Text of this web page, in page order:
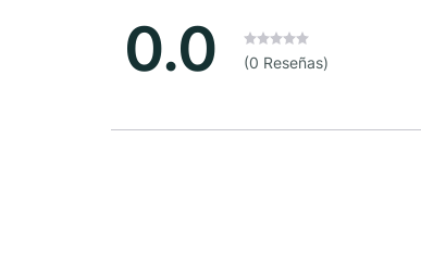
0.0 (0 Reseñas)